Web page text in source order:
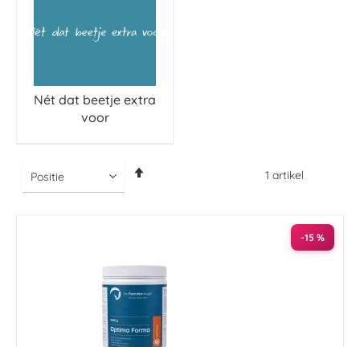
Nét dat beetje extra
voor
1 artikel
-15 %